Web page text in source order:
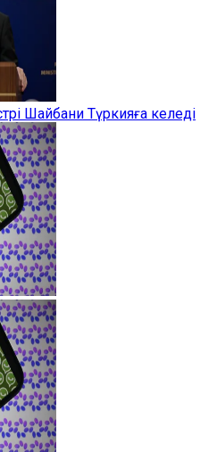
Шайбани Түркияға келеді